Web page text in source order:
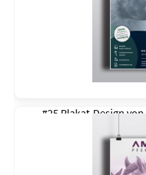
#25 Plakat-Design von